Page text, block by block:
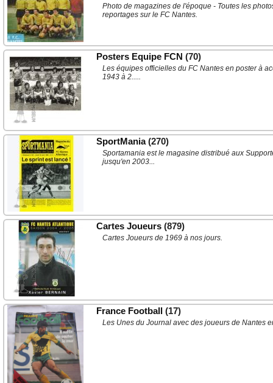
Photo de magazines de l'époque - Toutes les
reportages sur le FC Nantes.
Posters Equipe FCN (70)
Les équipes officielles du FC Nantes en poster à
1943 à 2.....
SportMania(270)
Sportamania est le magasine distribué aux
jusqu'en 2003...
Cartes Joueurs (879)
Cartes Joueurs de 1969 à nos jours.
France Football (17)
Les Unes du Journal avec des joueurs de Nantes